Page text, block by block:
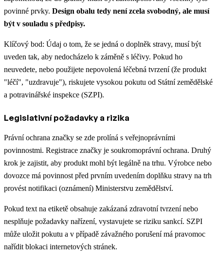
povinné prvky. Design obalu tedy není zcela svobodný, ale musí
být v souladu s předpisy.
Klíčový bod: Údaj o tom, že se jedná o doplněk stravy, musí být
uveden tak, aby nedocházelo k záměně s léčivy. Pokud ho
neuvedete, nebo použijete nepovolená léčebná tvrzení (že produkt
"léčí", "uzdravuje"), riskujete vysokou pokutu od Státní zemědělské
a potravinářské inspekce (SZPI).
Legislativní požadavky a rizika
Právní ochrana značky se zde prolíná s veřejnoprávními
povinnostmi. Registrace značky je soukromoprávní ochrana. Druhý
krok je zajistit, aby produkt mohl být legálně na trhu. Výrobce nebo
dovozce má povinnost před prvním uvedením doplňku stravy na trh
provést notifikaci (oznámení) Ministerstvu zemědělství.
Pokud text na etiketě obsahuje zakázaná zdravotní tvrzení nebo
nesplňuje požadavky nařízení, vystavujete se riziku sankcí. SZPI
může uložit pokutu a v případě závažného porušení má pravomoc
nařídit blokaci internetových stránek.